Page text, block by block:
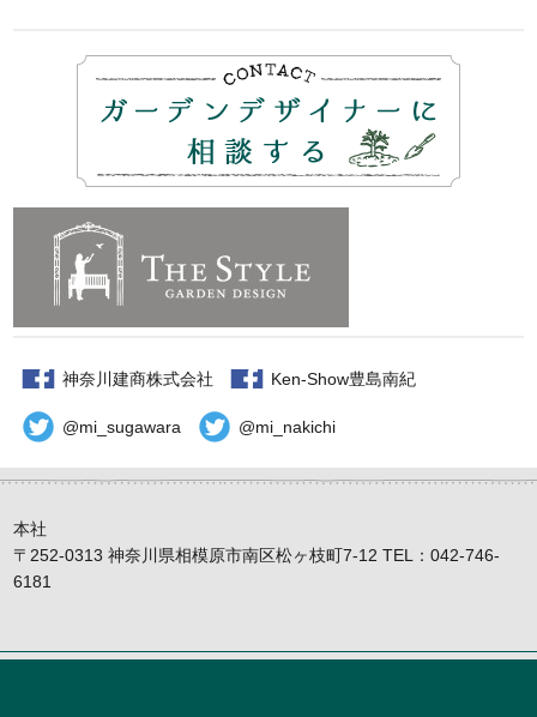
神奈川建商株式会社 Ken-Show豊島南紀
@mi_sugawara @mi_nakichi
本社
〒252-0313 神奈川県相模原市南区松ヶ枝町7-12 TEL：042-746-
6181